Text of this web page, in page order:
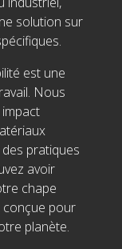
solution sur
est une
Nous
pratiques
avoir
chape
conçue pour
planète.